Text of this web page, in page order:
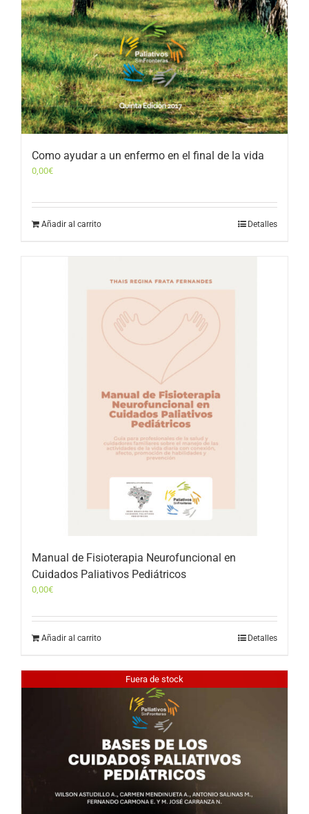
Como ayudar a un enfermo en el final de la vida
0,00€
Añadir al carrito Detalles
Manual de Fisioterapia Neurofuncional en
Cuidados Paliativos Pediátricos
0,00€
Añadir al carrito Detalles
Fuera de stock